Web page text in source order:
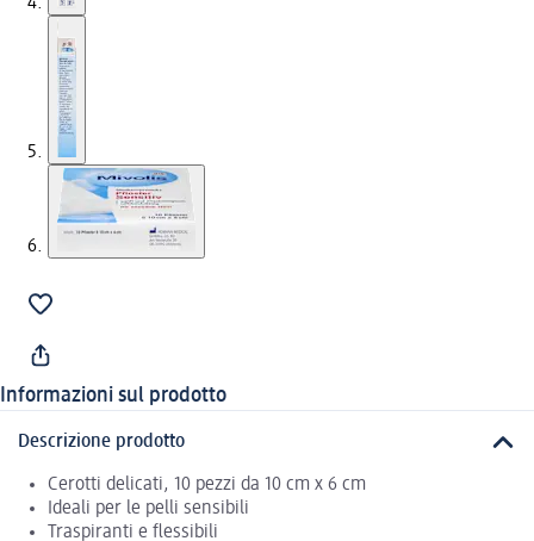
Informazioni sul prodotto
Descrizione prodotto
Cerotti delicati, 10 pezzi da 10 cm x 6 cm
Ideali per le pelli sensibili
Traspiranti e flessibili